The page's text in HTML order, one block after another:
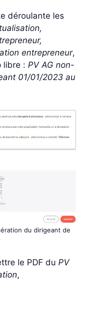
déroulante les
entrepreneur,
libre : PV AG non-
01/01/2023 au
du dirigeant de
le PDF du PV
,